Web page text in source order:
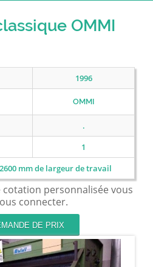
OMMI
1996
OMMI
.
1
mm de largeur de travail
personnalisée vous
connecter.
DE PRIX